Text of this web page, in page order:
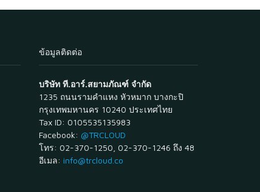
ข้อมูลติดต่อ
บริษัท ที.อาร์.สยามภัณฑ์ จำกัด
1235 ถนนรามคำแหง หัวหมาก บางกะปิ
กรุงเทพมหานคร 10240 ประเทศไทย
Tax ID: 0105535135983
Facebook: @TRCLOUD
โทร: 02-370-1250, 02-370-1246 ถึง 48
อีเมล: info@trcloud.co